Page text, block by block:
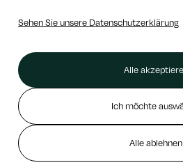
Sehen Sie unsere Datenschutzerklärung
Alle
Ich möchte
Alle ablehnen